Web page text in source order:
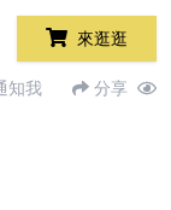
來逛逛
知我 分享